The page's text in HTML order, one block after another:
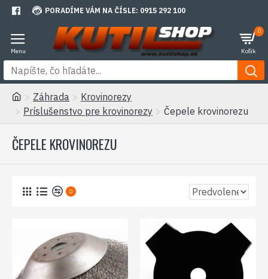
PORADÍME VÁM NA ČÍSLE: 0915 292 100
0
Záhrada
Krovinorezy
Príslušenstvo pre krovinorezy
Čepele krovinorezu
ČEPELE KROVINOREZU
0